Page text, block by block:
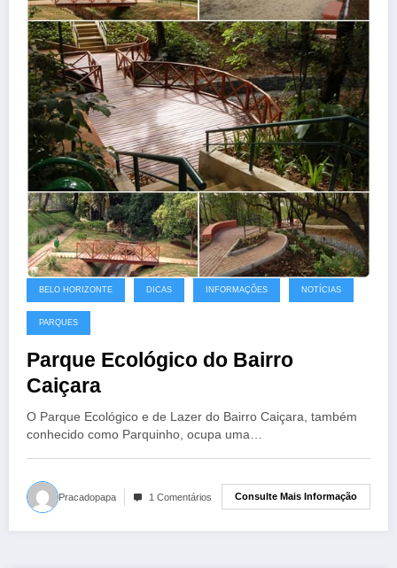
BELO HORIZONTE DICAS INFORMAÇÕES NOTÍCIAS
PARQUES
Parque Ecológico do Bairro
Caiçara
O Parque Ecológico e de Lazer do Bairro Caiçara, também
conhecido como Parquinho, ocupa uma…
Pracadopapa 1 Comentários Consulte Mais Informação